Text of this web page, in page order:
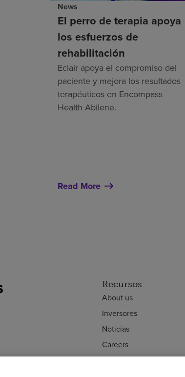
News
El perro de terapia apoya
los esfuerzos de
rehabilitación
Eclair apoya el compromiso del
paciente y mejora los resultados
terapéuticos en Encompass
Health Abilene.
Read More
Recursos
About us
Inversores
Noticias
Careers
Empleados